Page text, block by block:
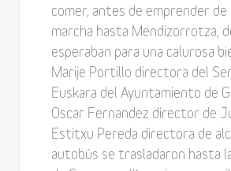
comer, antes de emprender de
marcha hasta Mendizorrotza,
esperaban para una calurosa
Marije Portillo directora del
Euskara del Ayuntamiento de
Oscar Fernandez director de
Estitxu Pereda directora de
autobús se trasladaron hasta